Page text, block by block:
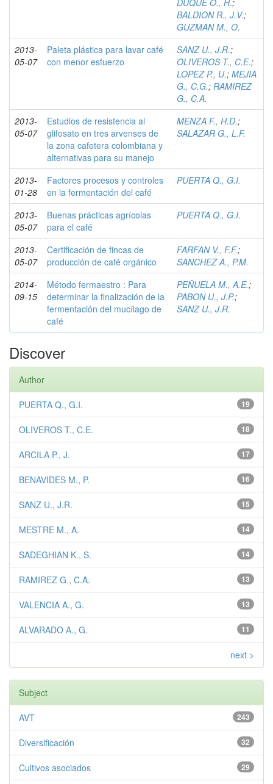
DUQUE O., H.;
BALDION R., J.V.;
GUZMAN M., O.
2013-
05-07
Paleta plástica para lavar café
con menor esfuerzo
SANZ U., J.R.;
OLIVEROS T., C.E.;
LOPEZ P., U.; MEJIA
G., C.G.; RAMIREZ
G., C.A.
2013-
05-07
Estudios de resistencia al
glifosato en tres arvenses de
la zona cafetera colombiana y
alternativas para su manejo
MENZA F., H.D.;
SALAZAR G., L.F.
2013-
01-28
Factores procesos y controles
en la fermentación del café
PUERTA Q., G.I.
2013-
05-07
Buenas prácticas agrícolas
para el café
PUERTA Q., G.I.
2013-
05-07
Certificación de fincas de
producción de café orgánico
FARFAN V., F.F.;
SANCHEZ A., P.M.
2014-
09-15
Método fermaestro : Para
determinar la finalización de la
fermentación del mucílago de
café
PEÑUELA M., A.E.;
PABON U., J.P.;
SANZ U., J.R.
Discover
Author
19
PUERTA Q., G.I.
18
OLIVEROS T., C.E.
17
ARCILA P., J.
16
BENAVIDES M., P.
15
SANZ U., J.R.
14
MESTRE M., A.
14
SADEGHIAN K., S.
13
RAMIREZ G., C.A.
13
VALENCIA A., G.
11
ALVARADO A., G.
next >
Subject
243
AVT
32
Diversificación
29
Cultivos asociados